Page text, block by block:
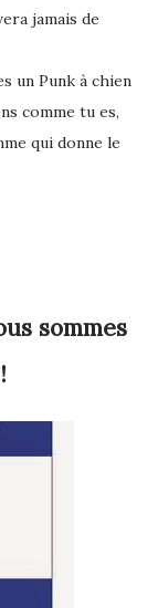
jamais de
un Punk à chien
comme tu es,
qui donne le
sommes